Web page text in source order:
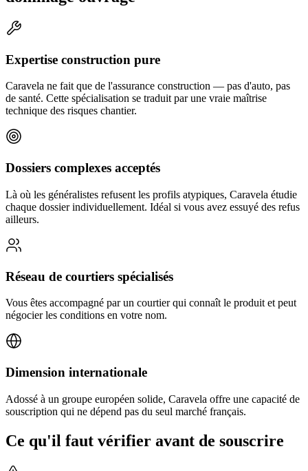
Expertise construction pure
Caravela ne fait que de l'assurance construction — pas d'auto, pas
de santé. Cette spécialisation se traduit par une vraie maîtrise
technique des risques chantier.
Dossiers complexes acceptés
Là où les généralistes refusent les profils atypiques, Caravela étudie
chaque dossier individuellement. Idéal si vous avez essuyé des refus
ailleurs.
Réseau de courtiers spécialisés
Vous êtes accompagné par un courtier qui connaît le produit et peut
négocier les conditions en votre nom.
Dimension internationale
Adossé à un groupe européen solide, Caravela offre une capacité de
souscription qui ne dépend pas du seul marché français.
Ce qu'il faut vérifier avant de souscrire